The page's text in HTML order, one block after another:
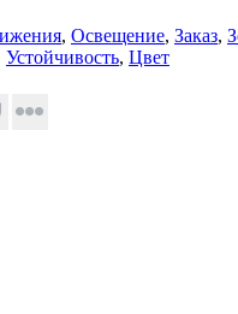
, Освещение, Заказ,
Устойчивость, Цвет